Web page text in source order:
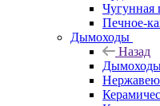
Чугунная
Печное-
Дымоходы
Назад